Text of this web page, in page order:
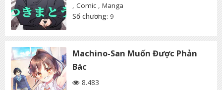
, Comic , Manga
Số chương: 9
Machino-San Muốn Được Phản
Bác
8.483